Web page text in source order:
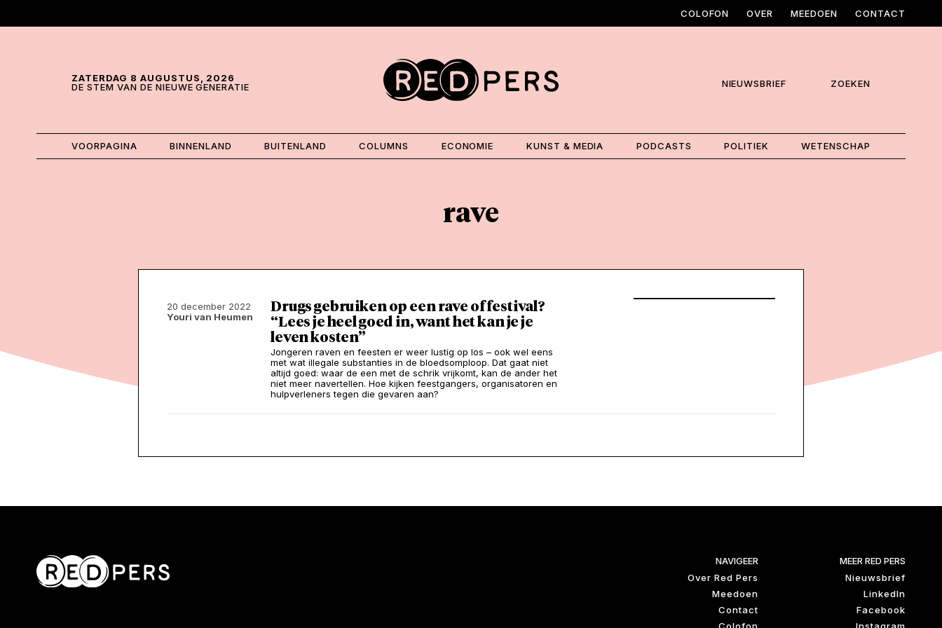
COLOFON OVER MEEDOEN CONTACT
ZATERDAG 8 AUGUSTUS, 2026
DE STEM VAN DE NIEUWE GENERATIE
NIEUWSBRIEF ZOEKEN
VOORPAGINA BINNENLAND BUITENLAND COLUMNS ECONOMIE KUNST & MEDIA PODCASTS POLITIEK WETENSCHAP
rave
20 december 2022
Youri van Heumen
Drugs gebruiken op een rave of festival?
“Lees je heel goed in, want het kan je je
leven kosten”
Jongeren raven en feesten er weer lustig op los – ook wel eens
met wat illegale substanties in de bloedsomploop. Dat gaat niet
altijd goed: waar de een met de schrik vrijkomt, kan de ander het
niet meer navertellen. Hoe kijken feestgangers, organisatoren en
hulpverleners tegen die gevaren aan?
NAVIGEER
Over Red Pers
Meedoen
Contact
MEER RED PERS
Nieuwsbrief
LinkedIn
Facebook